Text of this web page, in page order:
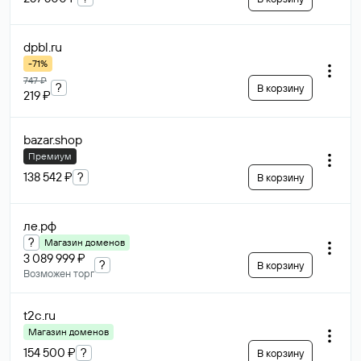
dpbl.ru
-71%
747 ₽
219 ₽
? В корзину
bazar.shop
Премиум
138 542 ₽ ? В корзину
ле.рф
? Магазин доменов
3 089 999 ₽
Возможен торг
? В корзину
t2c.ru
Магазин доменов
154 500 ₽ ? В корзину